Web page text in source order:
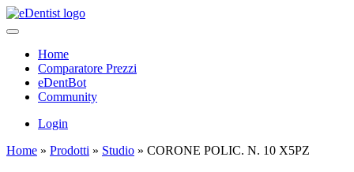
Home
Comparatore Prezzi
eDentBot
Community
Login
Home » Prodotti » Studio » CORONE POLIC. N. 10 X5PZ